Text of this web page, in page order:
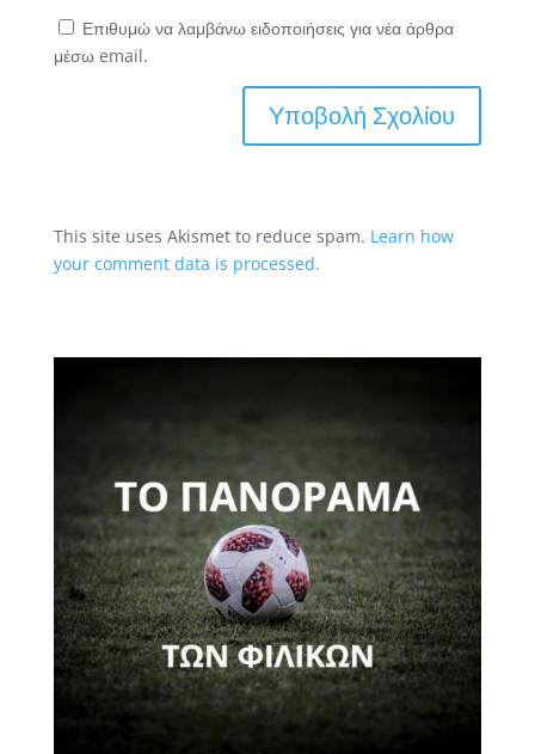
Επιθυμώ να λαμβάνω ειδοποιήσεις για νέα άρθρα
μέσω email.
This site uses Akismet to reduce spam. Learn how
your comment data is processed.